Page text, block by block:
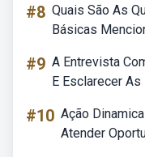
#8 Quais São As
Básicas
#9 A Entrevista
E Esclarecer
#10 Ação
Atender